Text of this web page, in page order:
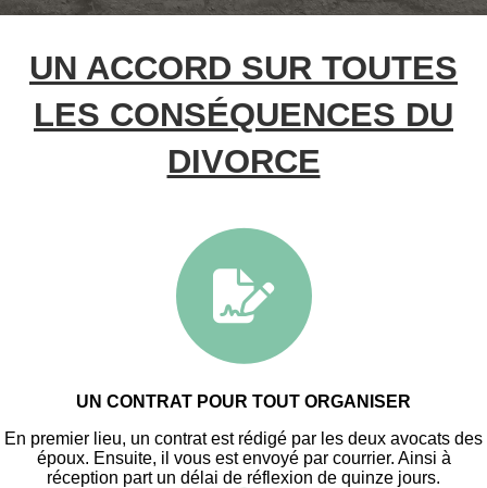
UN ACCORD SUR TOUTES
LES CONSÉQUENCES DU
DIVORCE
UN CONTRAT POUR TOUT ORGANISER
En premier lieu, un contrat est rédigé par les deux avocats des
époux. Ensuite, il vous est envoyé par courrier. Ainsi à
réception part un délai de réflexion de quinze jours.